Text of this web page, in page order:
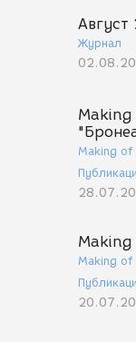
Август
Журнал
Making
Making of
Making of